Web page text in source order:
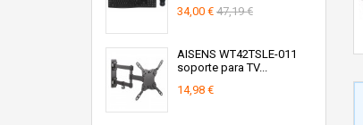
34,00 € 47,19 €
AISENS WT42TSLE-011
soporte para TV...
14,98 €